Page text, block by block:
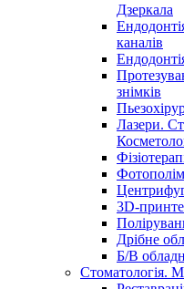
Дзеркала
каналів
знімків
Лазери.
3D-
Дрібне
Б/В
Стоматологія.